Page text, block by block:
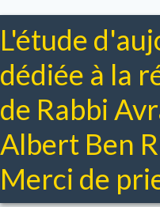
L'étude
dédiée à la
de Rabbi
Albert Ben
Merci de